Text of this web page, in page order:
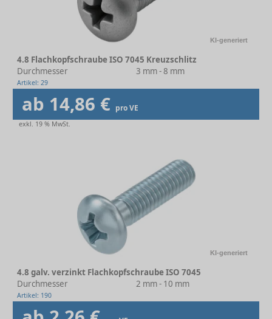
KI-generiert
4.8 Flachkopfschraube ISO 7045 Kreuzschlitz
Durchmesser
3 mm - 8 mm
Artikel: 29
ab 14,86 € pro VE
exkl. 19 % MwSt.
KI-generiert
4.8 galv. verzinkt Flachkopfschraube ISO 7045
Durchmesser
2 mm - 10 mm
Artikel: 190